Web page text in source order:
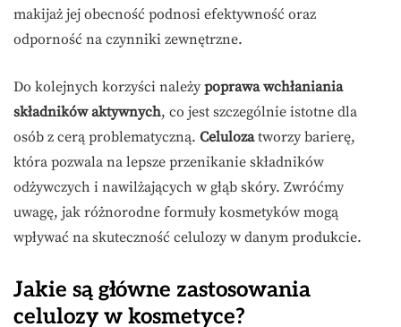
makijaż jej obecność podnosi efektywność oraz
odporność na czynniki zewnętrzne.
Do kolejnych korzyści należy poprawa wchłaniania
składników aktywnych, co jest szczególnie istotne dla
osób z cerą problematyczną. Celulozatworzy barierę,
która pozwala na lepsze przenikanie składników
odżywczych i nawilżających w głąb skóry. Zwróćmy
uwagę, jak różnorodne formuły kosmetyków mogą
wpływać na skuteczność celulozy w danym produkcie.
Jakie są główne zastosowania
celulozy w kosmetyce?